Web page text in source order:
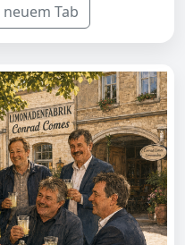
Tab